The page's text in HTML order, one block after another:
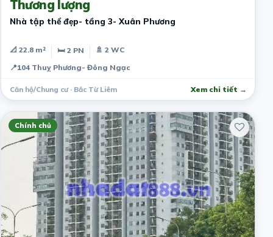
Thương lượng
Nhà tập thể đẹp- tầng 3- Xuân Phương
📐 22.8 m² 🛏 2 PN
🚿 2 WC
📍104 Thuỵ Phương- Đông Ngạc
Căn hộ/Chung cư · Bắc Từ Liêm Xem chi tiết →
Chính chủ